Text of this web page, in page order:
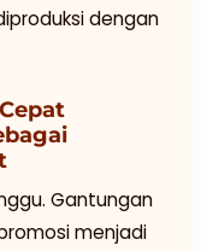
dengan
Gantungan
menjadi